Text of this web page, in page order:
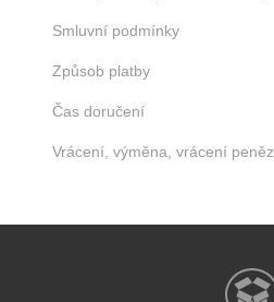
Smluvní podmínky
Způsob platby
Čas doručení
Vrácení, výměna, vrácení peněz